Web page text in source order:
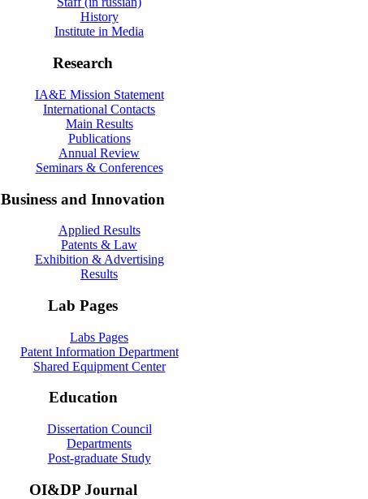
History
Institute in Media
Research
IA&E Mission Statement
International Contacts
Main Results
Publications
Annual Review
Seminars & Conferences
Business and Innovation
Applied Results
Patents & Law
Exhibition & Advertising
Results
Lab Pages
Labs Pages
Patent Information Department
Shared Equipment Center
Education
Dissertation Council
Departments
Post-graduate Study
OI&DP Journal